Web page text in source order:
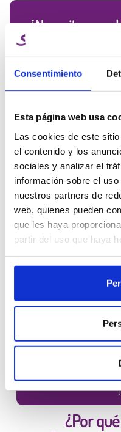
Consentimiento
Esta página web usa
Las cookies de este
el contenido y los
sociales y analizar el
información sobre el
nuestros partners de
web, quienes pueden
que les haya
partir del uso que haya
Prototipos de diseño
Decoración y elementos
Señalética y rotulación en
Proyectos educativos y
En Winkle encontrarás un
pieza al uso final. Los colores
Azabache, Gris Ceniza, Rojo
prototipado y piezas funcionales
Naranja y Verde Eléctrico) es
maquetas, decoración y
ElPLA Winkle se fabrica en
extrusión uniforme y menor
¿Necesitas
Habla con el equipo Winkle y
mejorar tus resultados 3D
Ficha técnica
Otros
6,99 €
¿Por